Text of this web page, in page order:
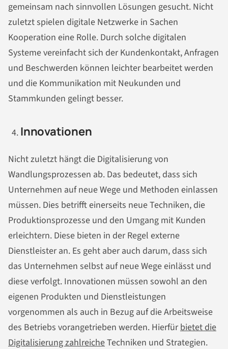
gemeinsam nach sinnvollen Lösungen gesucht. Nicht
zuletzt spielen digitale Netzwerke in Sachen
Kooperation eine Rolle. Durch solche digitalen
Systeme vereinfacht sich der Kundenkontakt, Anfragen
und Beschwerden können leichter bearbeitet werden
und die Kommunikation mit Neukunden und
Stammkunden gelingt besser.
Innovationen
Nicht zuletzt hängt die Digitalisierung von
Wandlungsprozessen ab. Das bedeutet, dass sich
Unternehmen auf neue Wege und Methoden einlassen
müssen. Dies betrifft einerseits neue Techniken, die
Produktionsprozesse und den Umgang mit Kunden
erleichtern. Diese bieten in der Regel externe
Dienstleister an. Es geht aber auch darum, dass sich
das Unternehmen selbst auf neue Wege einlässt und
diese verfolgt. Innovationen müssen sowohl an den
eigenen Produkten und Dienstleistungen
vorgenommen als auch in Bezug auf die Arbeitsweise
des Betriebs vorangetrieben werden. Hierfürbietet die
Digitalisierung zahlreicheTechniken und Strategien.